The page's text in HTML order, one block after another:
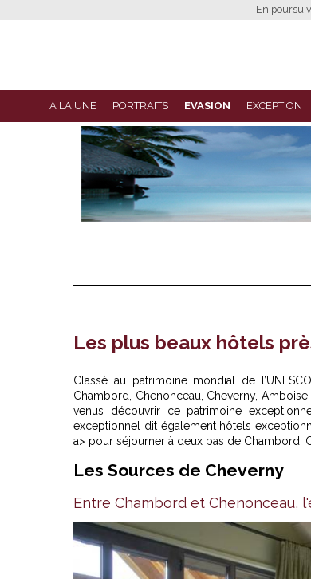
En
A LA UNE PORTRAITS EVASION EXCEPTION
Les plus beaux hôtels
Classé au patrimoine mondial de
Chambord, Chenonceau, Cheverny,
venus découvrir ce patrimoine
exceptionnel dit également hôtels
a> pour séjourner à deux pas de Chambord,
Les Sources de Cheverny
Entre Chambord et Chenonceau,